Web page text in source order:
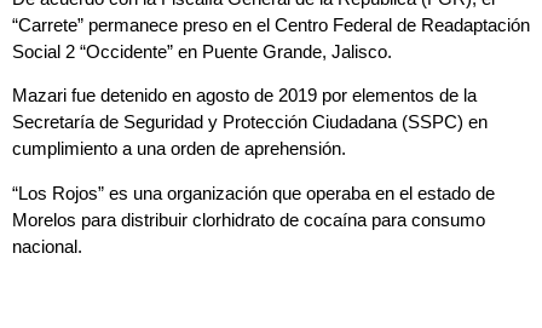
“Carrete” permanece preso en el Centro Federal de Readaptación
Social 2 “Occidente” en Puente Grande, Jalisco.
Mazari fue detenido en agosto de 2019 por elementos de la
Secretaría de Seguridad y Protección Ciudadana (SSPC) en
cumplimiento a una orden de aprehensión.
“Los Rojos” es una organización que operaba en el estado de
Morelos para distribuir clorhidrato de cocaína para consumo
nacional.